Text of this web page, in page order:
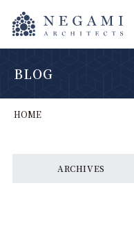
BLOG
HOME
ARCHIVES